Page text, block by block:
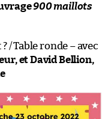
900 maillots
/ Table ronde – avec
et David Bellion,